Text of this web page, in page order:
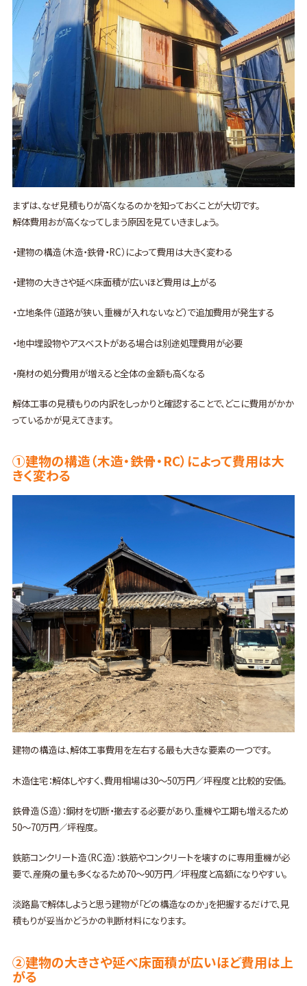
まずは、なぜ見積もりが高くなるのかを知っておくことが大切です。
解体費用おが高くなってしまう原因を見ていきましょう。
・建物の構造（木造・鉄骨・RC）によって費用は大きく変わる
・建物の大きさや延べ床面積が広いほど費用は上がる
・立地条件（道路が狭い、重機が入れないなど）で追加費用が発生する
・地中埋設物やアスベストがある場合は別途処理費用が必要
・廃材の処分費用が増えると全体の金額も高くなる
解体工事の見積もりの内訳をしっかりと確認することで、どこに費用がかか
っているかが見えてきます。
①建物の構造（木造・鉄骨・RC）によって費用は大
きく変わる
建物の構造は、解体工事費用を左右する最も大きな要素の一つです。
木造住宅：解体しやすく、費用相場は30〜50万円／坪程度と比較的安価。
鉄骨造（S造）：鋼材を切断・撤去する必要があり、重機や工期も増えるため
50〜70万円／坪程度。
鉄筋コンクリート造（RC造）：鉄筋やコンクリートを壊すのに専用重機が必
要で、産廃の量も多くなるため70〜90万円／坪程度と高額になりやすい。
淡路島で解体しようと思う建物が「どの構造なのか」を把握するだけで、見
積もりが妥当かどうかの判断材料になります。
②建物の大きさや延べ床面積が広いほど費用は上
がる